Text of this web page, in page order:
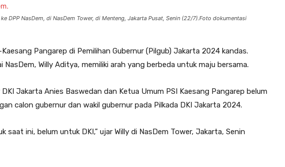
DPP NasDem, di NasDem Tower, di Menteng, Jakarta Pusat, Senin (22/7).Foto dokumentasi
Pangarep di Pemilihan Gubernur (Pilgub) Jakarta 2024 kandas.
NasDem, Willy Aditya, memiliki arah yang berbeda untuk maju bersama.
Jakarta Anies Baswedan dan Ketua Umum PSI Kaesang Pangarep belum
calon gubernur dan wakil gubernur pada Pilkada DKI Jakarta 2024.
saat ini, belum untuk DKI,” ujar Willy di NasDem Tower, Jakarta, Senin